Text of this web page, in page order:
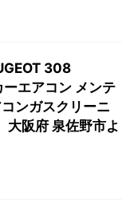
308
エアコン メンテ
ンガスクリーニ
阪府 泉佐野市よ